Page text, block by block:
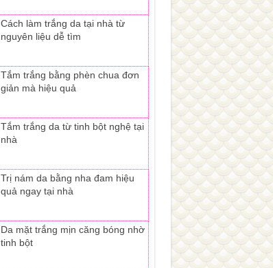
Cách làm trắng da tại nhà từ
nguyên liệu dễ tìm
Tắm trắng bằng phèn chua đơn
giản mà hiệu quả
Tắm trắng da từ tinh bột nghệ tại
nhà
Trị nám da bằng nha đam hiệu
quả ngay tại nhà
Da mặt trắng mịn căng bóng nhờ
tinh bột